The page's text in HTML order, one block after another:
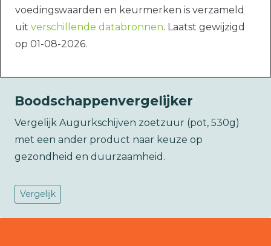
voedingswaarden en keurmerken is verzameld
uit verschillende databronnen. Laatst gewijzigd
op 01-08-2026.
Boodschappenvergelijker
Vergelijk Augurkschijven zoetzuur (pot, 530g)
met een ander product naar keuze op
gezondheid en duurzaamheid.
Vergelijk